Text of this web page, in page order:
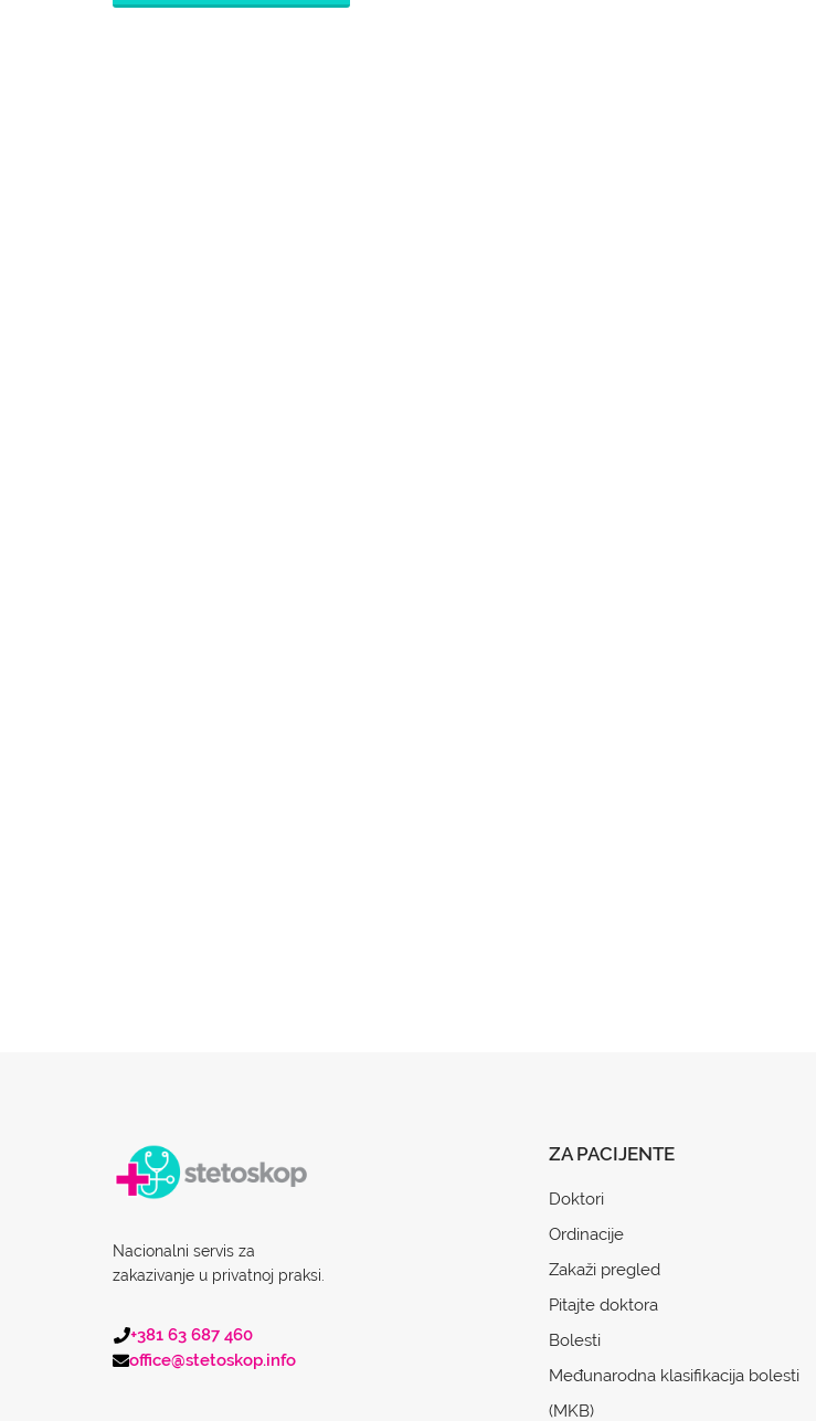
Nacionalni servis za
zakazivanje u privatnoj praksi.
+381 63 687 460
office@stetoskop.info
ZA PACIJENTE
Doktori
Ordinacije
Zakaži pregled
Pitajte doktora
Bolesti
Međunarodna klasifikacija bolesti
(MKB)